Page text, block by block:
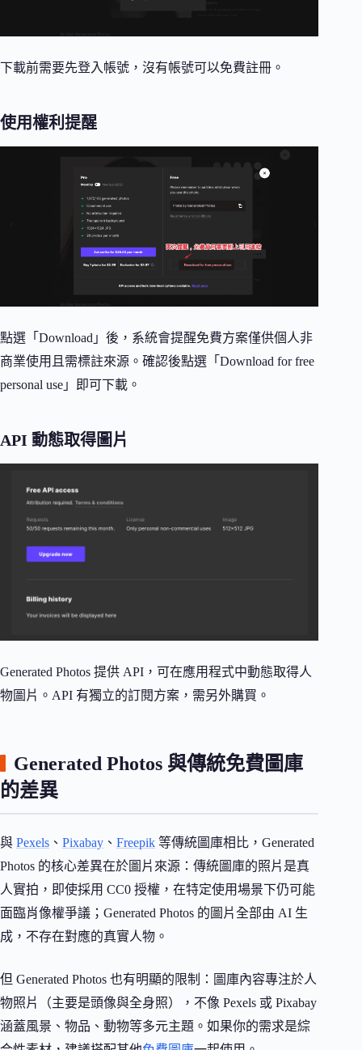
下載前需要先登入帳號，沒有帳號可以免費註冊。
使用權利提醒
點選「Download」後，系統會提醒免費方案僅供個人非
商業使用且需標註來源。確認後點選「Download for free
personal use」即可下載。
API 動態取得圖片
Generated Photos 提供 API，可在應用程式中動態取得人
物圖片。API 有獨立的訂閱方案，需另外購買。
Generated Photos 與傳統免費圖庫
的差異
與 Pexels 、 Pixabay 、 Freepik 等傳統圖庫相比，Generated
Photos 的核心差異在於圖片來源：傳統圖庫的照片是真
人實拍，即使採用 CC0 授權，在特定使用場景下仍可能
面臨肖像權爭議；Generated Photos 的圖片全部由 AI 生
成，不存在對應的真實人物。
但 Generated Photos 也有明顯的限制：圖庫內容專注於人
物照片（主要是頭像與全身照），不像 Pexels 或 Pixabay
涵蓋風景、物品、動物等多元主題。如果你的需求是綜